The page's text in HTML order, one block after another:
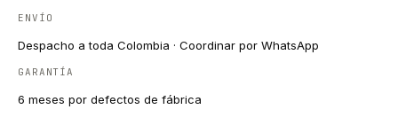
ENVÍO
Despacho a toda Colombia · Coordinar por WhatsApp
GARANTÍA
6 meses por defectos de fábrica